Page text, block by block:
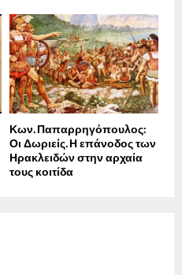
Κων. Παπαρρηγόπουλος:
Οι Δωριείς. Η επάνοδος των
Ηρακλειδών στην αρχαία
τους κοιτίδα